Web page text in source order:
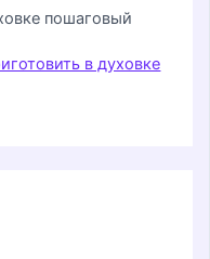
в духовке